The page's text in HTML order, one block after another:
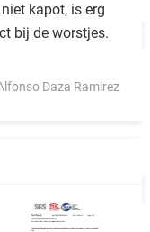
kapot, is erg
bij de worstjes.
Daza Ramirez